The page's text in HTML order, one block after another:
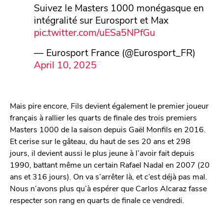
Suivez le Masters 1000 monégasque en
intégralité sur Eurosport et Max
pic.twitter.com/uESa5NPfGu
— Eurosport France (@Eurosport_FR)
April 10, 2025
Mais pire encore, Fils devient également le premier joueur
français à rallier les quarts de finale des trois premiers
Masters 1000 de la saison depuis Gaël Monfils en 2016.
Et cerise sur le gâteau, du haut de ses 20 ans et 298
jours, il devient aussi le plus jeune à l’avoir fait depuis
1990, battant même un certain Rafael Nadal en 2007 (20
ans et 316 jours). On va s’arrêter là, et c’est déjà pas mal.
Nous n’avons plus qu’à espérer que Carlos Alcaraz fasse
respecter son rang en quarts de finale ce vendredi.